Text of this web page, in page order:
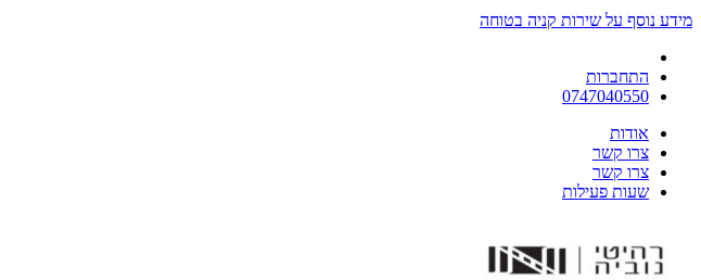
מידע נוסף על שירות קניה בטוחה
התחברות
0747040550
אודות
צרו קשר
צרו קשר
שעות פעילות